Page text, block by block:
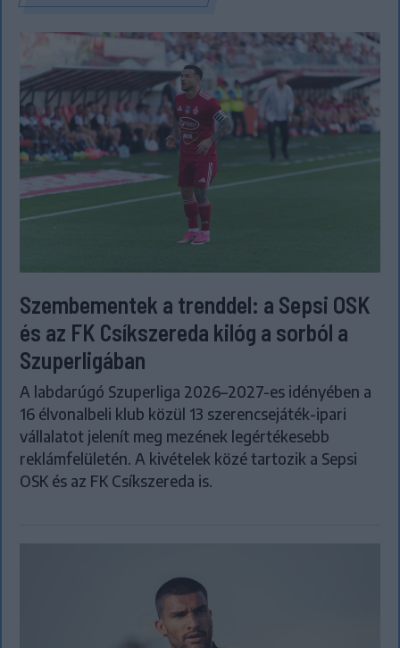
Szembementek a trenddel: a Sepsi OSK
és az FK Csíkszereda kilóg a sorból a
Szuperligában
A labdarúgó Szuperliga 2026–2027-es idényében a
16 élvonalbeli klub közül 13 szerencsejáték-ipari
vállalatot jelenít meg mezének legértékesebb
reklámfelületén. A kivételek közé tartozik a Sepsi
OSK és az FK Csíkszereda is.